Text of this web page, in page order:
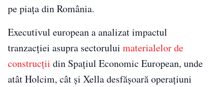
pe piața din România.
Executivul european a analizat impactul
tranzacției asupra sectorului materialelor de
construcții din Spațiul Economic European, unde
atât Holcim, cât și Xella desfășoară operațiuni